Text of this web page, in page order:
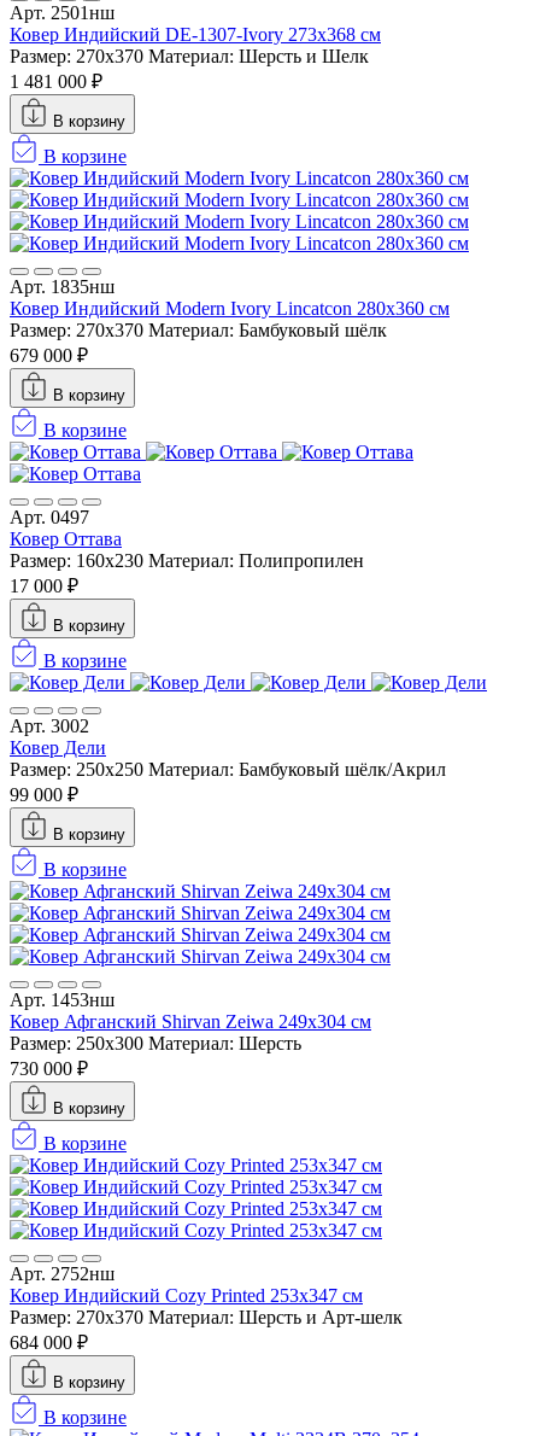
Арт. 2501нш
Ковер Индийский DE-1307-Ivory 273x368 см
Размер: 270x370 Материал: Шерсть и Шелк
1 481 000 ₽
В корзину
В корзине
Арт. 1835нш
Ковер Индийский Modern Ivory Lincatcon 280x360 см
Размер: 270x370 Материал: Бамбуковый шёлк
679 000 ₽
В корзину
В корзине
Арт. 0497
Ковер Оттава
Размер: 160х230 Материал: Полипропилен
17 000 ₽
В корзину
В корзине
Арт. 3002
Ковер Дели
Размер: 250x250 Материал: Бамбуковый шёлк/Акрил
99 000 ₽
В корзину
В корзине
Арт. 1453нш
Ковер Афганский Shirvan Zeiwa 249x304 см
Размер: 250x300 Материал: Шерсть
730 000 ₽
В корзину
В корзине
Арт. 2752нш
Ковер Индийский Cozy Printed 253x347 см
Размер: 270x370 Материал: Шерсть и Арт-шелк
684 000 ₽
В корзину
В корзине